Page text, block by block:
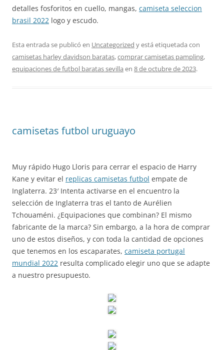
detalles fosforitos en cuello, mangas, camiseta seleccion
brasil 2022 logo y escudo.
Esta entrada se publicó en Uncategorized y está etiquetada con
camisetas harley davidson baratas,comprar camisetas pampling,
equipaciones de futbol baratas sevilla en 8 de octubre de 2023.
camisetas futbol uruguayo
Muy rápido Hugo Lloris para cerrar el espacio de Harry
Kane y evitar el replicas camisetas futbol empate de
Inglaterra. 23′ Intenta activarse en el encuentro la
selección de Inglaterra tras el tanto de Aurélien
Tchouaméni. ¿Equipaciones que combinan? El mismo
fabricante de la marca? Sin embargo, a la hora de comprar
uno de estos diseños, y con toda la cantidad de opciones
que tenemos en los escaparates, camiseta portugal
mundial 2022 resulta complicado elegir uno que se adapte
a nuestro presupuesto.